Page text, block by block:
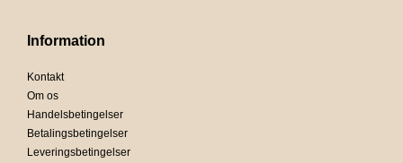
Information
Kontakt
Om os
Handelsbetingelser
Betalingsbetingelser
Leveringsbetingelser